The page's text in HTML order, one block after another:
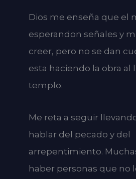
Dios me enseña que el
esperandon señales y
creer, pero no se dan
esta haciendo la obra al
templo.
Me reta a seguir
hablar del pecado y del
arrepentimiento.
haber personas que no